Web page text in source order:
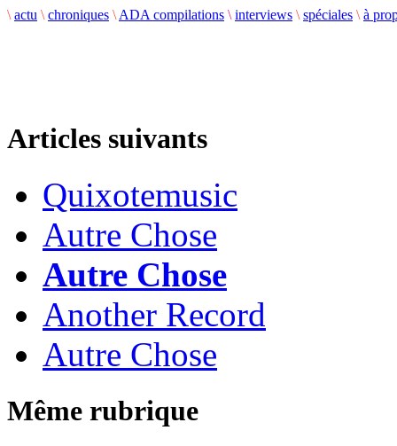
\ actu \ chroniques \ ADA compilations \ interviews \ spéciales \ à
Articles suivants
Quixotemusic
Autre Chose
Autre Chose
Another Record
Autre Chose
Même rubrique